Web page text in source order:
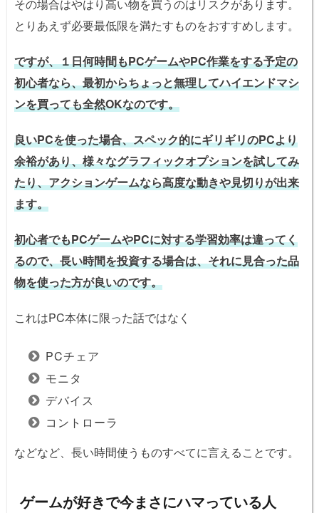
その場合はやはり高い物を買うのはリスクがあります。
とりあえず必要最低限を満たすものをおすすめします。
ですが、１日何時間もPCゲームやPC作業をする予定の
初心者なら、最初からちょっと無理してハイエンドマシ
ンを買っても全然OKなのです。
良いPCを使った場合、スペック的にギリギリのPCより
余裕があり、様々なグラフィックオプションを試してみ
たり、アクションゲームなら高度な動きや見切りが出来
ます。
初心者でもPCゲームやPCに対する学習効率は違ってく
るので、長い時間を投資する場合は、それに見合った品
物を使った方が良いのです。
これはPC本体に限った話ではなく
PCチェア
モニタ
デバイス
コントローラ
などなど、長い時間使うものすべてに言えることです。
ゲームが好きで今まさにハマっている人